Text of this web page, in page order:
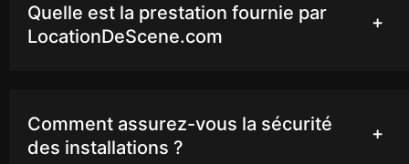
Quelle est la prestation fournie par
LocationDeScene.com
Comment assurez-vous la sécurité
des installations ?